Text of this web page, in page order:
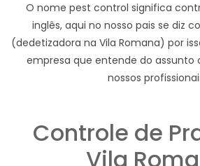
O nome pest control significa
inglês, aqui no nosso pais se diz
(dedetizadora na Vila Romana) por
empresa que entende do
nossos
Controle de
Vila